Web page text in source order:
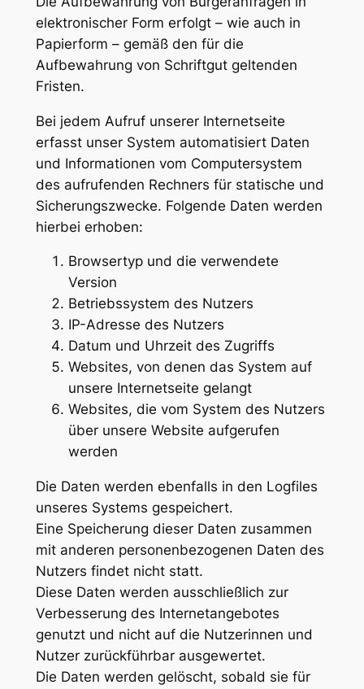
elektronischer Form erfolgt – wie auch in
Papierform – gemäß den für die
Aufbewahrung von Schriftgut geltenden
Fristen.
Bei jedem Aufruf unserer Internetseite
erfasst unser System automatisiert Daten
und Informationen vom Computersystem
des aufrufenden Rechners für statische und
Sicherungszwecke. Folgende Daten werden
hierbei erhoben:
Browsertyp und die verwendete
Version
Betriebssystem des Nutzers
IP-Adresse des Nutzers
Datum und Uhrzeit des Zugriffs
Websites, von denen das System auf
unsere Internetseite gelangt
Websites, die vom System des Nutzers
über unsere Website aufgerufen
werden
Die Daten werden ebenfalls in den Logfiles
unseres Systems gespeichert.
Eine Speicherung dieser Daten zusammen
mit anderen personenbezogenen Daten des
Nutzers findet nicht statt.
Diese Daten werden ausschließlich zur
Verbesserung des Internetangebotes
genutzt und nicht auf die Nutzerinnen und
Nutzer zurückführbar ausgewertet.
Die Daten werden gelöscht, sobald sie für